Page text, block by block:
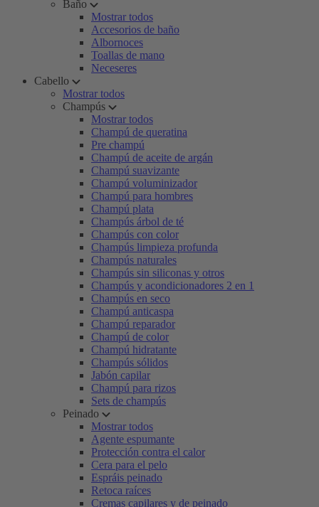
Baño
Mostrar todos
Accesorios de baño
Albornoces
Toallas de mano
Neceseres
Cabello
Mostrar todos
Champús
Mostrar todos
Champú de queratina
Pre champú
Champú de aceite de argán
Champú suavizante
Champú voluminizador
Champú para hombres
Champú plata
Champús árbol de té
Champús con color
Champús limpieza profunda
Champús naturales
Champús sin siliconas y otros
Champús y acondicionadores 2 en 1
Champús en seco
Champú anticaspa
Champú reparador
Champú de color
Champú hidratante
Champús sólidos
Jabón capilar
Champú para rizos
Sets de champús
Peinado
Mostrar todos
Agente espumante
Protección contra el calor
Cera para el pelo
Espráis peinado
Retoca raíces
Cremas capilares y de peinado